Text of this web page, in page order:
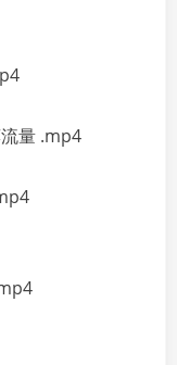
量 .mp4